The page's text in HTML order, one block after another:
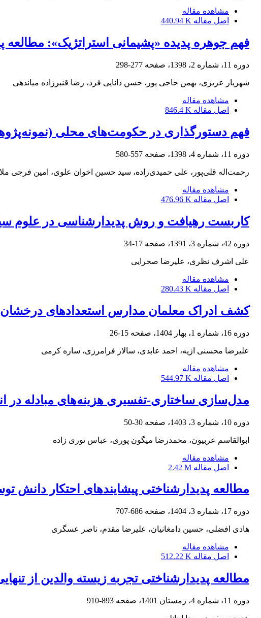
مشاهده مقاله
اصل مقاله 440.94 K
فهم جوهره پدیده «پشیمانی استراتژیک»: مطالعه
دوره 11، شماره 2، 1398، صفحه 277-298
شهریار عزیزی، بهمن حاجی پور، حسن دانایی فرد، رضا قنبرزاده میاندهی
مشاهده مقاله
اصل مقاله 846.4 K
فهم دستورگذاری در حکومت‌های محلی
دوره 11، شماره 4، 1398، صفحه 557-580
رحمت‌اله قلی‌پور، علی حمیدی‌زاده، سید حسین اخوان علوی، امین فرجی
مشاهده مقاله
اصل مقاله 476.96 K
کاربست رهیافت و روش پدیدارشناسی در علوم
دوره 42، شماره 3، 1391، صفحه 17-34
علی اشرف نظری، علیرضا صحرایی
مشاهده مقاله
اصل مقاله 280.43 K
کشف ادراک معلمان مدارس استعدادهای درخشان
دوره 16، شماره 1، بهار 1404، صفحه 15-26
علیرضا محسنی اژیه، احمد عابدی، سالار فرامرزی، ساره کرمی
مشاهده مقاله
اصل مقاله 544.97 K
مدل‌سازی ساختاری-تفسیری هزینه‌های مبادله در
دوره 10، شماره 3، 1403، صفحه 30-50
ابوالقاسم عربیون، محمدرضا میگون پوری، عباس نوری زاده
مشاهده مقاله
اصل مقاله 2.42 M
مطالعه پدیدارشناختی پیشایندهای احتکار دانش
دوره 17، شماره 3، 1404، صفحه 686-707
هادی افضلی، حسین دامغانیان، علیرضا مقدم، ناصر عسگری
مشاهده مقاله
اصل مقاله 512.22 K
مطالعه پدیدارشناختی تجربه زیسته والدین از
دوره 11، شماره 4، زمستان 1401، صفحه 893-910